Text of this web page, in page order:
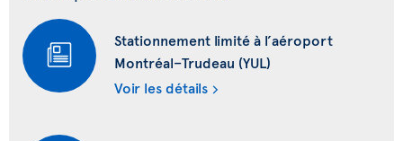
Stationnement limité à l’aéroport
Montréal–Trudeau (YUL)
Voir les détails